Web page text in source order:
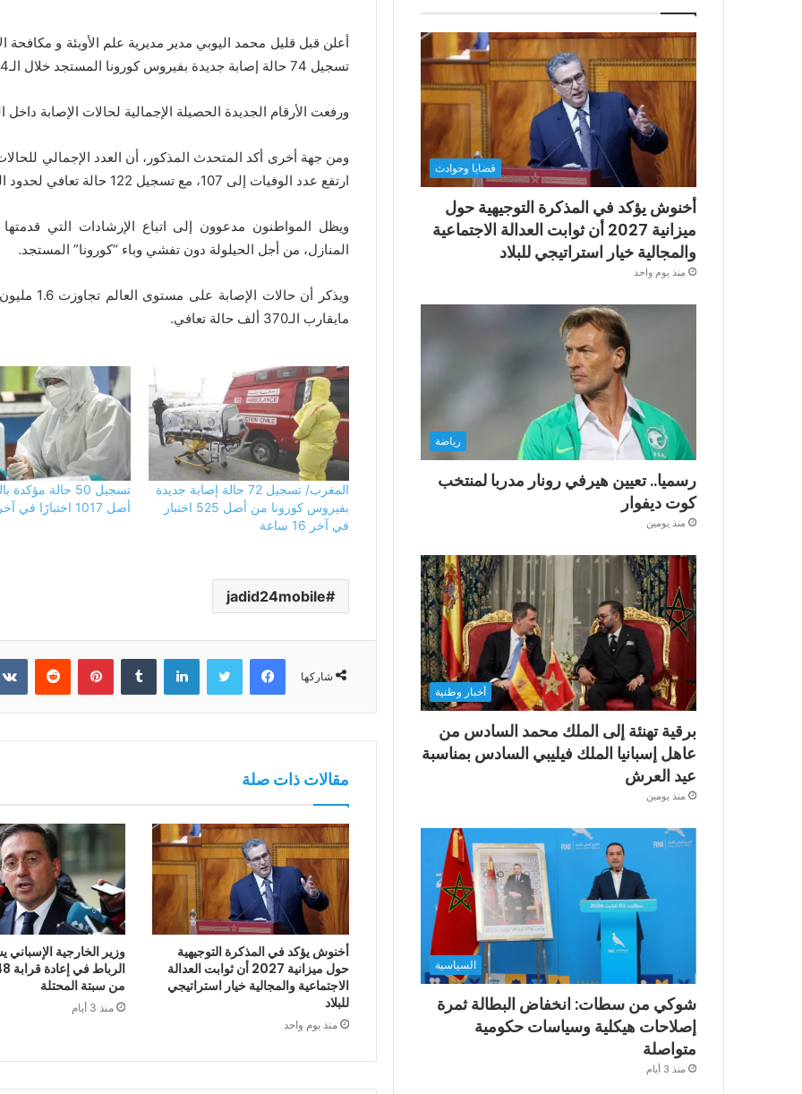
أعلن قبل قليل محمد اليوبي مدير مديرية علم الأوبئة و مكافحة
تسجيل 74 حالة إصابة جديدة بفيروس كورونا المستجد خلال الـ24 ساعة الأخيرة.
ورفعت الأرقام الجديدة الحصيلة الإجمالية لحالات الإصابة داخل المملكة، إلى “1448” حالة
ارتفع عدد الوفيات إلى 107، مع تسجيل 122 حالة تعافي لحدود الساعة.
ويظل المواطنون مدعوون إلى اتباع الإرشادات التي
المنازل، من أجل الحيلولة دون تفشي وباء “كورونا” المستجد.
مايقارب الـ370 ألف حالة تعافي.
المغرب/ تسجيل 72 حالة إصابة جديدة
بفيروس كورونا من أصل 525 اختبار
في آخر 16 ساعة
تسجيل 50 حالة
أصل 1017 اختبارًا في آخر 18 ساعة
jadid24mobile
شاركها
فيسبوك تويتر لينكدإن بينتيريست
مقالات ذات صلة
أخنوش يؤكد في المذكرة التوجيهية
حول ميزانية 2027 أن ثوابت العدالة
الاجتماعية والمجالية خيار استراتيجي
للبلاد
منذ يوم واحد
وزير الخارجية الإسباني
من سبتة المحتلة
منذ 3 أيام
قضايا وحوادث
أخنوش يؤكد في المذكرة التوجيهية حول
ميزانية 2027 أن ثوابت العدالة الاجتماعية
والمجالية خيار استراتيجي للبلاد
منذ يوم واحد
رياضة
رسميا.. تعيين هيرفي رونار مدربا لمنتخب
كوت ديفوار
منذ يومين
أخبار وطنية
برقية تهنئة إلى الملك محمد السادس من
عاهل إسبانيا الملك فيليبي السادس بمناسبة
عيد العرش
منذ يومين
السياسية
شوكي من سطات: انخفاض البطالة ثمرة
إصلاحات هيكلية وسياسات حكومية
متواصلة
منذ 3 أيام